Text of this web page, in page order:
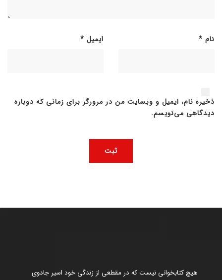
نام * ایمیل *
ذخیره نام، ایمیل و وبسایت من در مرورگر برای زمانی که دوباره
دیدگاهی می‌نویسم.
هیچ کتابخوانی نیست که در مقطعی از زندگی خود اسیر جادوی